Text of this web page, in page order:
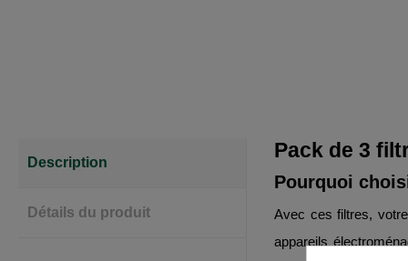
Description
Détails du produit
Pack de 3
Pourquoi
Avec ces filtres,
appareils